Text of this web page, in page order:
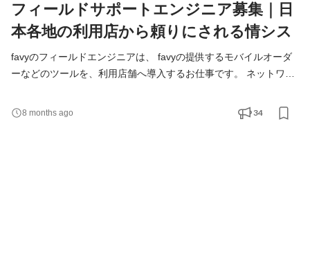
フィールドサポートエンジニア募集｜日
本各地の利用店から頼りにされる情シス
favyのフィールドエンジニアは、 favyの提供するモバイルオーダ
ーなどのツールを、利用店舗へ導入するお仕事です。 ネットワー
するので、 コーディングの知識や経験は、無くてもOK。 PCに向
き合うだけではなく、直接サポートに出向くことも多いポジショ
8 months ago 34